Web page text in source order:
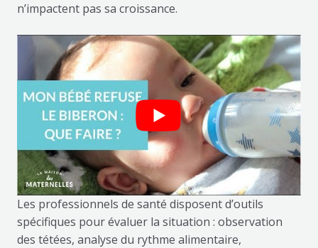
n’impactent pas sa croissance.
Les professionnels de santé disposent d’outils
spécifiques pour évaluer la situation : observation
des tétées, analyse du rythme alimentaire,